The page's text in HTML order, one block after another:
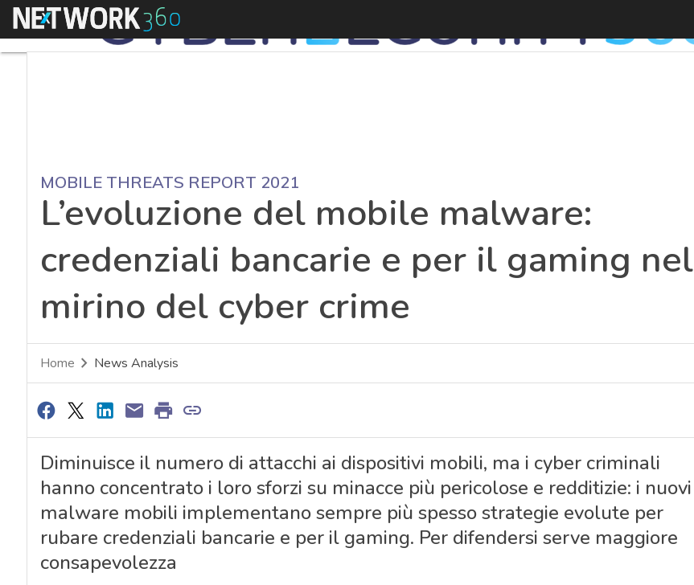
Menu
MOBILE THREATS REPORT 2021
L’evoluzione del mobile malware:
credenziali bancarie e per il gaming nel
mirino del cyber crime
Home News Analysis
Diminuisce il numero di attacchi ai dispositivi mobili, ma i cyber criminali
hanno concentrato i loro sforzi su minacce più pericolose e redditizie: i nuovi
malware mobili implementano sempre più spesso strategie evolute per
rubare credenziali bancarie e per il gaming. Per difendersi serve maggiore
consapevolezza